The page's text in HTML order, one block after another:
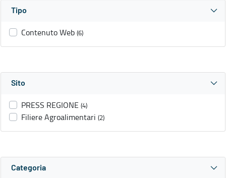
Tipo
Contenuto Web (6)
Sito
PRESS REGIONE (4)
Filiere Agroalimentari (2)
Categoria